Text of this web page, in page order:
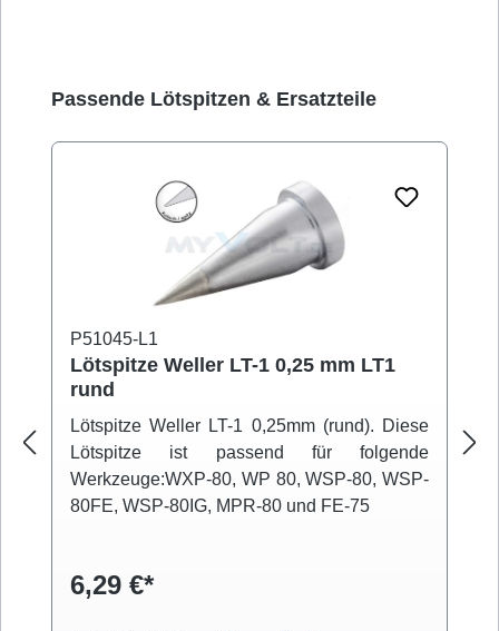
Produktgalerie überspringen
Passende Lötspitzen & Ersatzteile
P51045-L1
Lötspitze Weller LT-1 0,25 mm LT1
rund
Lötspitze Weller LT-1 0,25mm (rund). Diese
Lötspitze ist passend für folgende
Werkzeuge:WXP-80, WP 80, WSP-80, WSP-
80FE, WSP-80IG, MPR-80 und FE-75
6,29 €*